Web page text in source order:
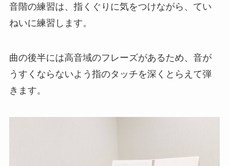
音階の練習は、指くぐりに気をつけながら、てい
ねいに練習します。
曲の後半には高音域のフレーズがあるため、音が
うすくならないよう指のタッチを深くとらえて弾
きます。